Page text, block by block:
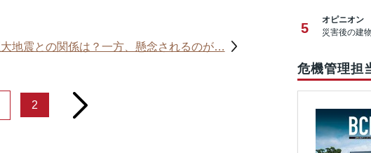
地震との関係は？一方、懸念されるのが…
2 next
5
オピニオン
災害後の建
危機管理担